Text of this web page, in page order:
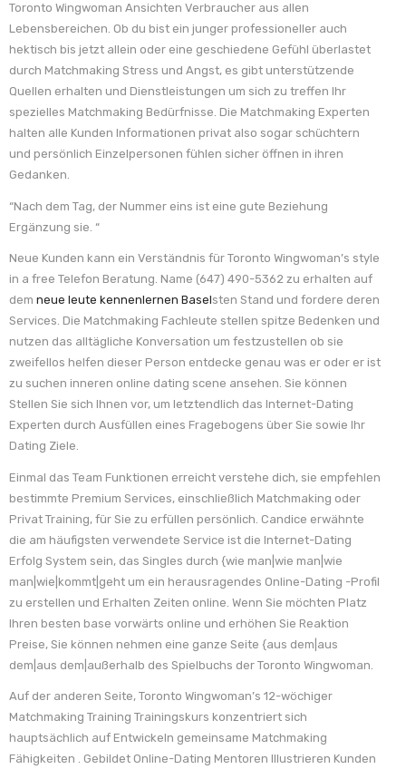
Toronto Wingwoman Ansichten Verbraucher aus allen
Lebensbereichen. Ob du bist ein junger professioneller auch
hektisch bis jetzt allein oder eine geschiedene Gefühl überlastet
durch Matchmaking Stress und Angst, es gibt unterstützende
Quellen erhalten und Dienstleistungen um sich zu treffen Ihr
spezielles Matchmaking Bedürfnisse. Die Matchmaking Experten
halten alle Kunden Informationen privat also sogar schüchtern
und persönlich Einzelpersonen fühlen sicher öffnen in ihren
Gedanken.
“Nach dem Tag, der Nummer eins ist eine gute Beziehung
Ergänzung sie. “
Neue Kunden kann ein Verständnis für Toronto Wingwoman’s style
in a free Telefon Beratung. Name (647) 490-5362 zu erhalten auf
dem neue leute kennenlernen Baselsten Stand und fordere deren
Services. Die Matchmaking Fachleute stellen spitze Bedenken und
nutzen das alltägliche Konversation um festzustellen ob sie
zweifellos helfen dieser Person entdecke genau was er oder er ist
zu suchen inneren online dating scene ansehen. Sie können
Stellen Sie sich Ihnen vor, um letztendlich das Internet-Dating
Experten durch Ausfüllen eines Fragebogens über Sie sowie Ihr
Dating Ziele.
Einmal das Team Funktionen erreicht verstehe dich, sie empfehlen
bestimmte Premium Services, einschließlich Matchmaking oder
Privat Training, für Sie zu erfüllen persönlich. Candice erwähnte
die am häufigsten verwendete Service ist die Internet-Dating
Erfolg System sein, das Singles durch {wie man|wie man|wie
man|wie|kommt|geht um ein herausragendes Online-Dating -Profil
zu erstellen und Erhalten Zeiten online. Wenn Sie möchten Platz
Ihren besten base vorwärts online und erhöhen Sie Reaktion
Preise, Sie können nehmen eine ganze Seite {aus dem|aus
dem|aus dem|außerhalb des Spielbuchs der Toronto Wingwoman.
Auf der anderen Seite, Toronto Wingwoman’s 12-wöchiger
Matchmaking Training Trainingskurs konzentriert sich
hauptsächlich auf Entwickeln gemeinsame Matchmaking
Fähigkeiten . Gebildet Online-Dating Mentoren Illustrieren Kunden